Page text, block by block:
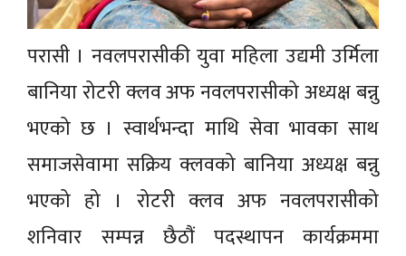
परासी । नवलपरासीकी युवा महिला उद्यमी उर्मिला
बानिया रोटरी क्लव अफ नवलपरासीको अध्यक्ष बन्नु
भएको छ । स्वार्थभन्दा माथि सेवा भावका साथ
समाजसेवामा सक्रिय क्लवको बानिया अध्यक्ष बन्नु
भएको हो । रोटरी क्लव अफ नवलपरासीको
शनिवार सम्पन्न छैठौं पदस्थापन कार्यक्रममा